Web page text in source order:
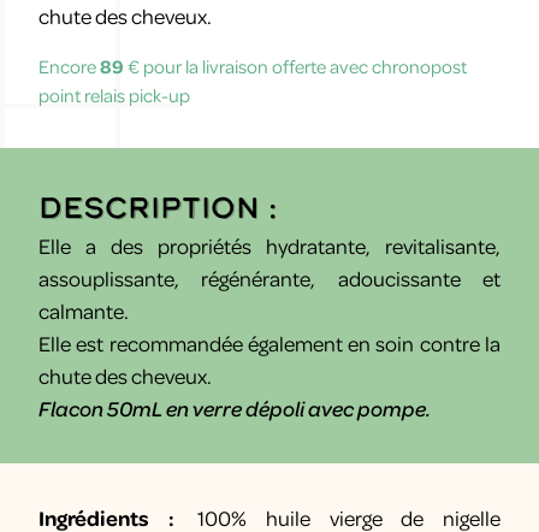
chute des cheveux.
Encore89 € pour la livraison offerte avec chronopost
point relais pick-up
Description :
Elle a des propriétés hydratante, revitalisante,
assouplissante, régénérante, adoucissante et
calmante.
Elle est recommandée également en soin contre la
chute des cheveux.
Flacon 50mL en verre dépoli avec pompe.
Ingrédients :
100% huile vierge de nigelle